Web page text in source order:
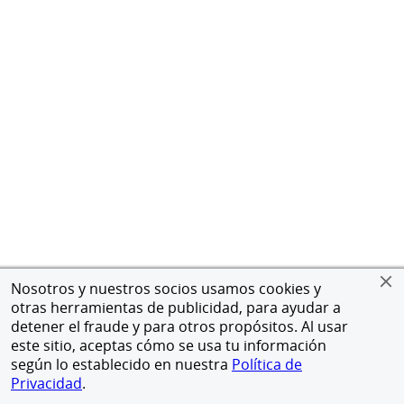
Nosotros y nuestros socios usamos cookies y
otras herramientas de publicidad, para ayudar a
detener el fraude y para otros propósitos. Al usar
este sitio, aceptas cómo se usa tu información
según lo establecido en nuestra Política de
Privacidad.